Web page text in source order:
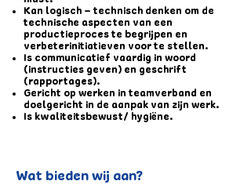
Kan logisch – technisch denken om de
technische aspecten van een
productieproces te begrijpen en
verbeterinitiatieven voor te stellen.
Is communicatief vaardig in woord
(instructies geven) en geschrift
(rapportages).
Gericht op werken in teamverband en
doelgericht in de aanpak van zijn werk.
Is kwaliteitsbewust/ hygiëne.
Wat bieden wij aan?